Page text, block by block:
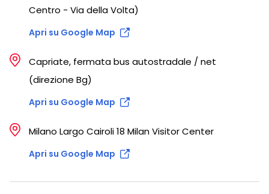
Centro - Via della Volta)
Apri su Google Map
Capriate, fermata bus autostradale / net
(direzione Bg)
Apri su Google Map
Milano Largo Cairoli 18 Milan Visitor Center
Apri su Google Map